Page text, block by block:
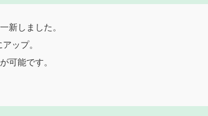
新しました。
ップ。
可能です。